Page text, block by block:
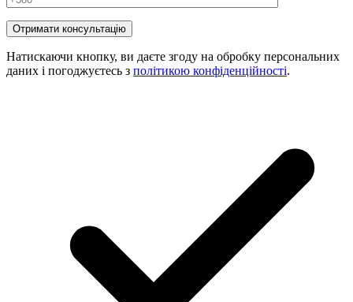
Натискаючи кнопку, ви даєте згоду на обробку персональних
даних і погоджуєтесь з політикою конфіденційності.